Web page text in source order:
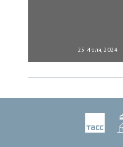
25 Июля, 2024